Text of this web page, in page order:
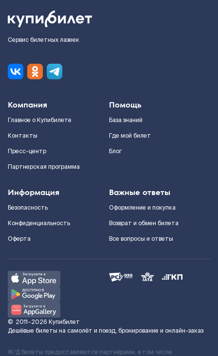
Сервис билетных лазеек
Компания
Главное о Купибилете
Контакты
Пресс-центр
Партнерская программа
Помощь
База знаний
Где мой билет
Блог
Информация
Безопасность
Конфиденциальность
Оферта
Важные ответы
Оформление и покупка
Возврат и обмен билета
Все вопросы и ответы
© 2011–2026 Купибилет
Дешёвые билеты на самолёт и поезд, бронирование и онлайн-заказ
Ж/Д билеты предоставляются партнёрами, в том числе